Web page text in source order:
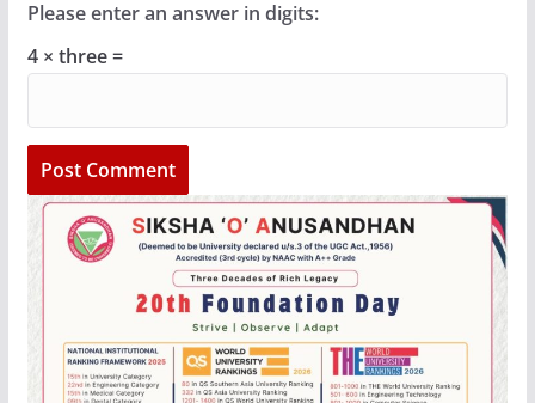
Please enter an answer in digits:
4 × three =